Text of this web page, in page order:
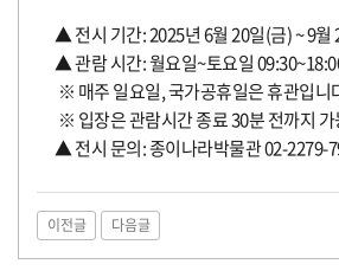
▲ 전시 기간: 2025년 6월 20일(금) ~ 9월
▲ 관람 시간: 월요일~토요일
※ 매주 일요일, 국가공휴일은 휴관입니
※ 입장은 관람시간 종료 30분 전까지
▲ 전시 문의: 종이나라박물관 02-2279-
이전글 다음글